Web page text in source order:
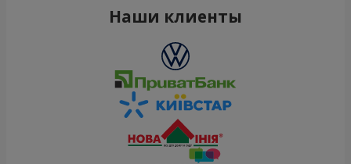
Наши клиенты